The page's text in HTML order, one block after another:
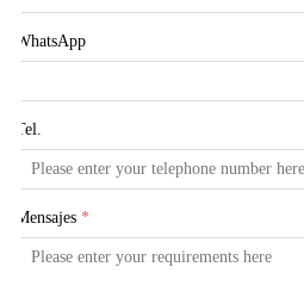
WhatsApp
Tel.
Mensajes *